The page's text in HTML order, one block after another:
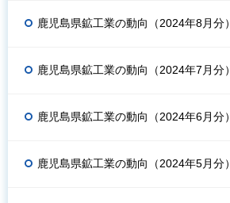
鹿児島県鉱工業の動向（2024年8月分）
鹿児島県鉱工業の動向（2024年7月分）
鹿児島県鉱工業の動向（2024年6月分）
鹿児島県鉱工業の動向（2024年5月分）